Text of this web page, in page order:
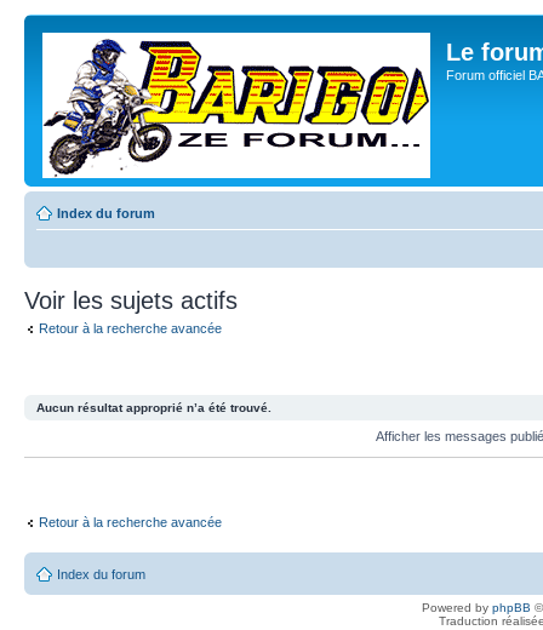
Le
Forum officiel
Index du forum
Voir les sujets actifs
Retour à la recherche avancée
Aucun résultat approprié n’a été trouvé.
Afficher les messages
Retour à la recherche avancée
Index du forum
Powered by phpBB
Traduction